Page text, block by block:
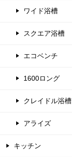
ワイド浴槽
スクエア浴槽
エコベンチ
1600ロング
クレイドル浴槽
アライズ
キッチン